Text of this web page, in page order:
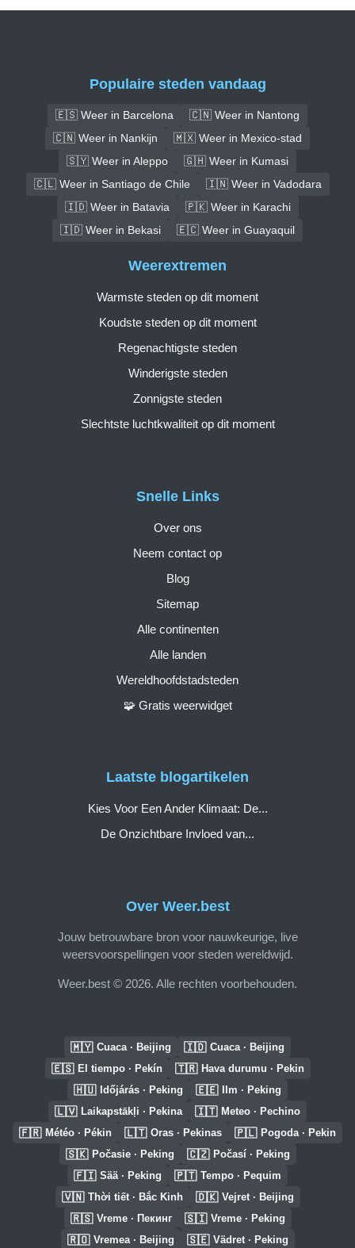
Populaire steden vandaag
🇪🇸 Weer in Barcelona
🇨🇳 Weer in Nantong
🇨🇳 Weer in Nankijn
🇲🇽 Weer in Mexico-stad
🇸🇾 Weer in Aleppo
🇬🇭 Weer in Kumasi
🇨🇱 Weer in Santiago de Chile
🇮🇳 Weer in Vadodara
🇮🇩 Weer in Batavia
🇵🇰 Weer in Karachi
🇮🇩 Weer in Bekasi
🇪🇨 Weer in Guayaquil
Over Weer.best
Jouw betrouwbare bron voor nauwkeurige, live
weersvoorspellingen voor steden wereldwijd.
Weer.best © 2026. Alle rechten voorbehouden.
Snelle Links
Over ons
Neem contact op
Blog
Sitemap
Alle continenten
Alle landen
Wereldhoofdstadsteden
🧩 Gratis weerwidget
Weerextremen
Warmste steden op dit moment
Koudste steden op dit moment
Regenachtigste steden
Winderigste steden
Zonnigste steden
Slechtste luchtkwaliteit op dit moment
Laatste blogartikelen
Kies Voor Een Ander Klimaat: De...
De Onzichtbare Invloed van...
🇲🇾 Cuaca · Beijing 🇮🇩 Cuaca · Beijing
🇪🇸 El tiempo · Pekín 🇹🇷 Hava durumu · Pekin
🇭🇺 Időjárás · Peking 🇪🇪 Ilm · Peking
🇱🇻 Laikapstākļi · Pekina 🇮🇹 Meteo · Pechino
🇫🇷 Météo · Pékin 🇱🇹 Oras · Pekinas 🇵🇱 Pogoda · Pekin
🇸🇰 Počasie · Peking 🇨🇿 Počasí · Peking
🇫🇮 Sää · Peking 🇵🇹 Tempo · Pequim
🇻🇳 Thời tiết · Bắc Kinh 🇩🇰 Vejret · Beijing
🇷🇸 Vreme · Пекинг 🇸🇮 Vreme · Peking
🇷🇴 Vremea · Beijing 🇸🇪 Vädret · Peking